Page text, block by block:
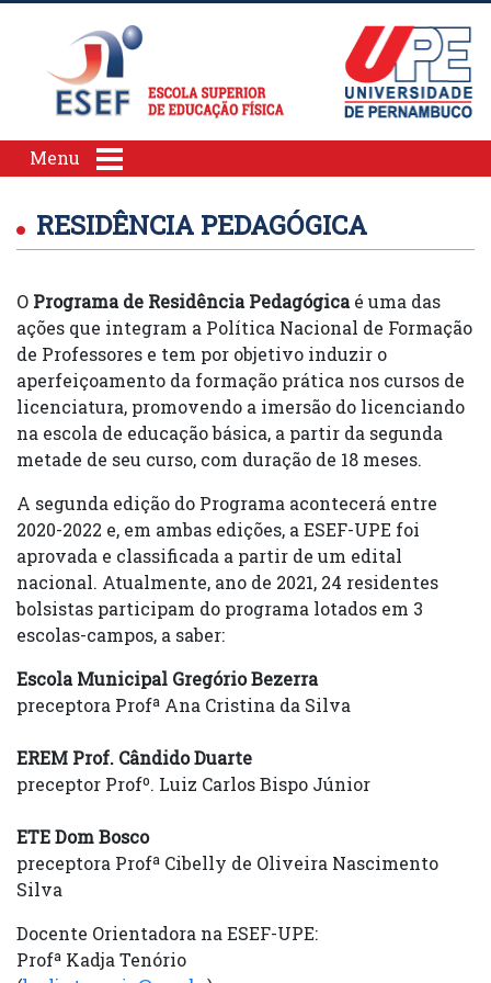
Menu
RESIDÊNCIA PEDAGÓGICA
O Programa de Residência Pedagógicaé uma das
ações que integram a Política Nacional de Formação
de Professores e tem por objetivo induzir o
aperfeiçoamento da formação prática nos cursos de
licenciatura, promovendo a imersão do licenciando
na escola de educação básica, a partir da segunda
metade de seu curso, com duração de 18 meses.
A segunda edição do Programa acontecerá entre
2020-2022 e, em ambas edições, a ESEF-UPE foi
aprovada e classificada a partir de um edital
nacional. Atualmente, ano de 2021, 24 residentes
bolsistas participam do programa lotados em 3
escolas-campos, a saber:
Escola Municipal Gregório Bezerra
preceptora Profª Ana Cristina da Silva
EREM Prof. Cândido Duarte
preceptor Profº. Luiz Carlos Bispo Júnior
ETE Dom Bosco
preceptora Profª Cibelly de Oliveira Nascimento
Silva
Docente Orientadora na ESEF-UPE:
Profª Kadja Tenório